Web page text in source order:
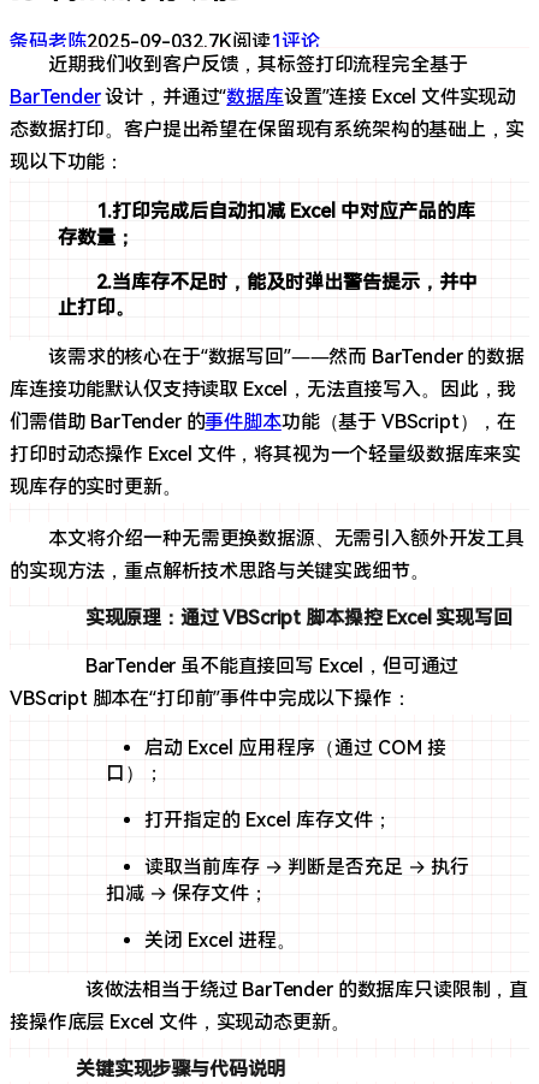
条码老陈2025-09-032.7K阅读1评论
近期我们收到客户反馈，其标签打印流程完全基于
BarTender设计，并通过“数据库设置”连接 Excel 文件实现动
态数据打印。客户提出希望在保留现有系统架构的基础上，实
现以下功能：
1.打印完成后自动扣减 Excel 中对应产品的库
存数量；
2.当库存不足时，能及时弹出警告提示，并中
止打印。
该需求的核心在于“数据写回”——然而 BarTender 的数据
库连接功能默认仅支持读取 Excel，无法直接写入。因此，我
们需借助 BarTender 的事件脚本功能（基于 VBScript），在
打印时动态操作 Excel 文件，将其视为一个轻量级数据库来实
现库存的实时更新。
本文将介绍一种无需更换数据源、无需引入额外开发工具
的实现方法，重点解析技术思路与关键实践细节。
实现原理：通过 VBScript 脚本操控 Excel 实现写回
BarTender 虽不能直接回写 Excel，但可通过
VBScript 脚本在“打印前”事件中完成以下操作：
启动 Excel 应用程序（通过 COM 接
口）；
打开指定的 Excel 库存文件；
读取当前库存 → 判断是否充足 → 执行
扣减 → 保存文件；
关闭 Excel 进程。
该做法相当于绕过 BarTender 的数据库只读限制，直
接操作底层 Excel 文件，实现动态更新。
关键实现步骤与代码说明